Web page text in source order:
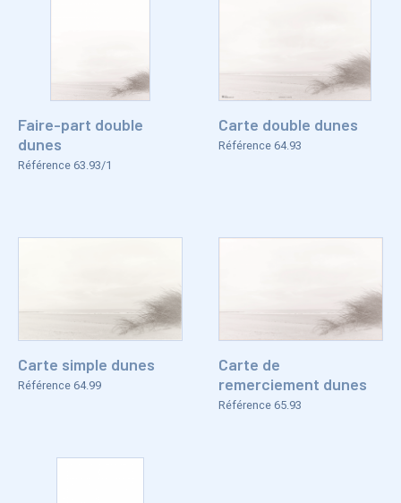
Faire-part double
dunes
Référence 63.93/1
Carte double dunes
Référence 64.93
Carte simple dunes
Référence 64.99
Carte de
remerciement dunes
Référence 65.93